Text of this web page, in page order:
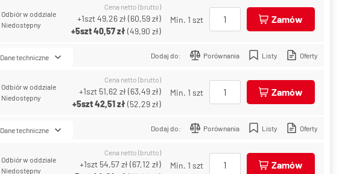
Odbiór w oddziale
Niedostępny
Cena netto (brutto)
+1szt49,26 zł(60,59 zł)
+5szt40,57 zł(49,90 zł)
Min. 1 szt Zamów
Dodaj do: Porównania Listy Oferty
Dane techniczne
Odbiór w oddziale
Niedostępny
Cena netto (brutto)
+1szt 51,62 zł(63,49 zł)
+5szt42,51 zł(52,29 zł)
Min. 1 szt Zamów
Dodaj do: Porównania Listy Oferty
Dane techniczne
Odbiór w oddziale
Niedostępny
Cena netto (brutto)
+1szt 54,57 zł(67,12 zł)
Min. 1 szt Zamów